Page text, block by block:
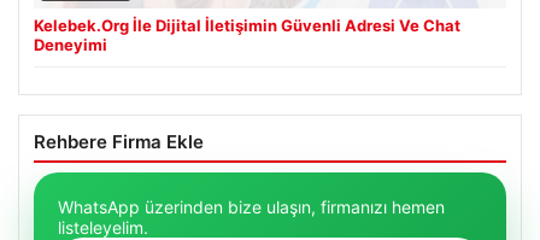
Kelebek.Org İle Dijital İletişimin Güvenli Adresi Ve Chat
Deneyimi
Rehbere Firma Ekle
WhatsApp üzerinden bize ulaşın, firmanızı hemen
listeleyelim.